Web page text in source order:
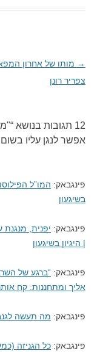
ניווט
בפוסטים
→ מותו של אחרון
צפריר רונן
12 תגובות בנושא “
אפשר לנגן עליו
פינגבאק: המו”ל
בשיגעון
פינגבאק: יפנית,
| היגיון בשיגעון
פינגבאק: “ברגע של
אליך ומתחננות: קח
פינגבאק: מה תעשה לגנב
פינגבאק: כל הגניזה